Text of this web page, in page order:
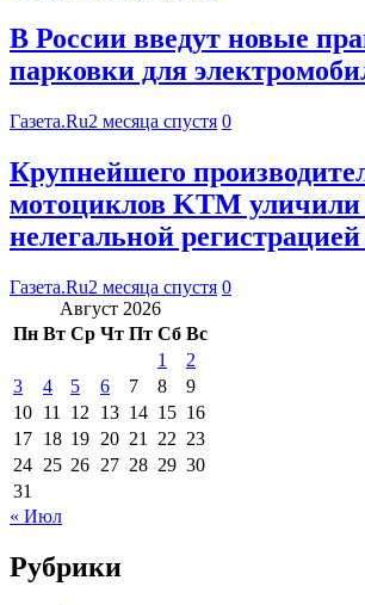
В России введут новые
парковки для
Газета.Ru2 месяца спустя 0
Крупнейшего
мотоциклов KTM уличили
нелегальной
Газета.Ru2 месяца спустя 0
Август 2026
Пн Вт Ср Чт Пт Сб Вс
1
2
3
4 5 6 7 8
9
10 11 12 13 14 15 16
17 18 19 20 21 22 23
24 25 26 27 28 29 30
31
« Июл
Рубрики